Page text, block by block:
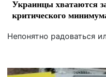
Украинцы хватаются
критического
Непонятно радоваться